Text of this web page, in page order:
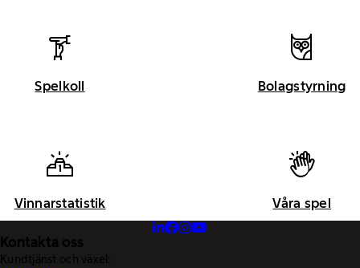
Spelkoll Bolagstyrning
Vinnarstatistik Våra spel
Kontakta oss
Kundtjänst och växel: